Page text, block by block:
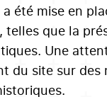
été mise en
que la
Une
du site sur des